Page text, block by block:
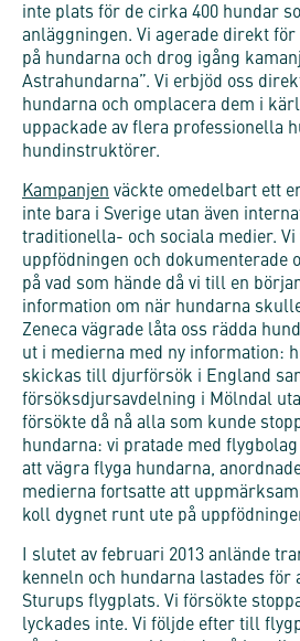
inte plats för de cirka 400 hundar
anläggningen. Vi agerade direkt
på hundarna och drog igång
Astrahundarna”. Vi erbjöd oss
hundarna och omplacera dem i
uppackade av flera professionella
hundinstruktörer.
Kampanjen väckte omedelbart ett
inte bara i Sverige utan även
traditionella- och sociala medier. Vi
uppfödningen och dokumenterade
på vad som hände då vi till en
information om när hundarna
Zeneca vägrade låta oss rädda
ut i medierna med ny information:
skickas till djurförsök i England
försöksdjursavdelning i Mölndal
försökte då nå alla som kunde
hundarna: vi pratade med
att vägra flyga hundarna,
medierna fortsatte att
koll dygnet runt ute på
I slutet av februari 2013 anlände
kenneln och hundarna lastades
Sturups flygplats. Vi försökte
lyckades inte. Vi följde efter till